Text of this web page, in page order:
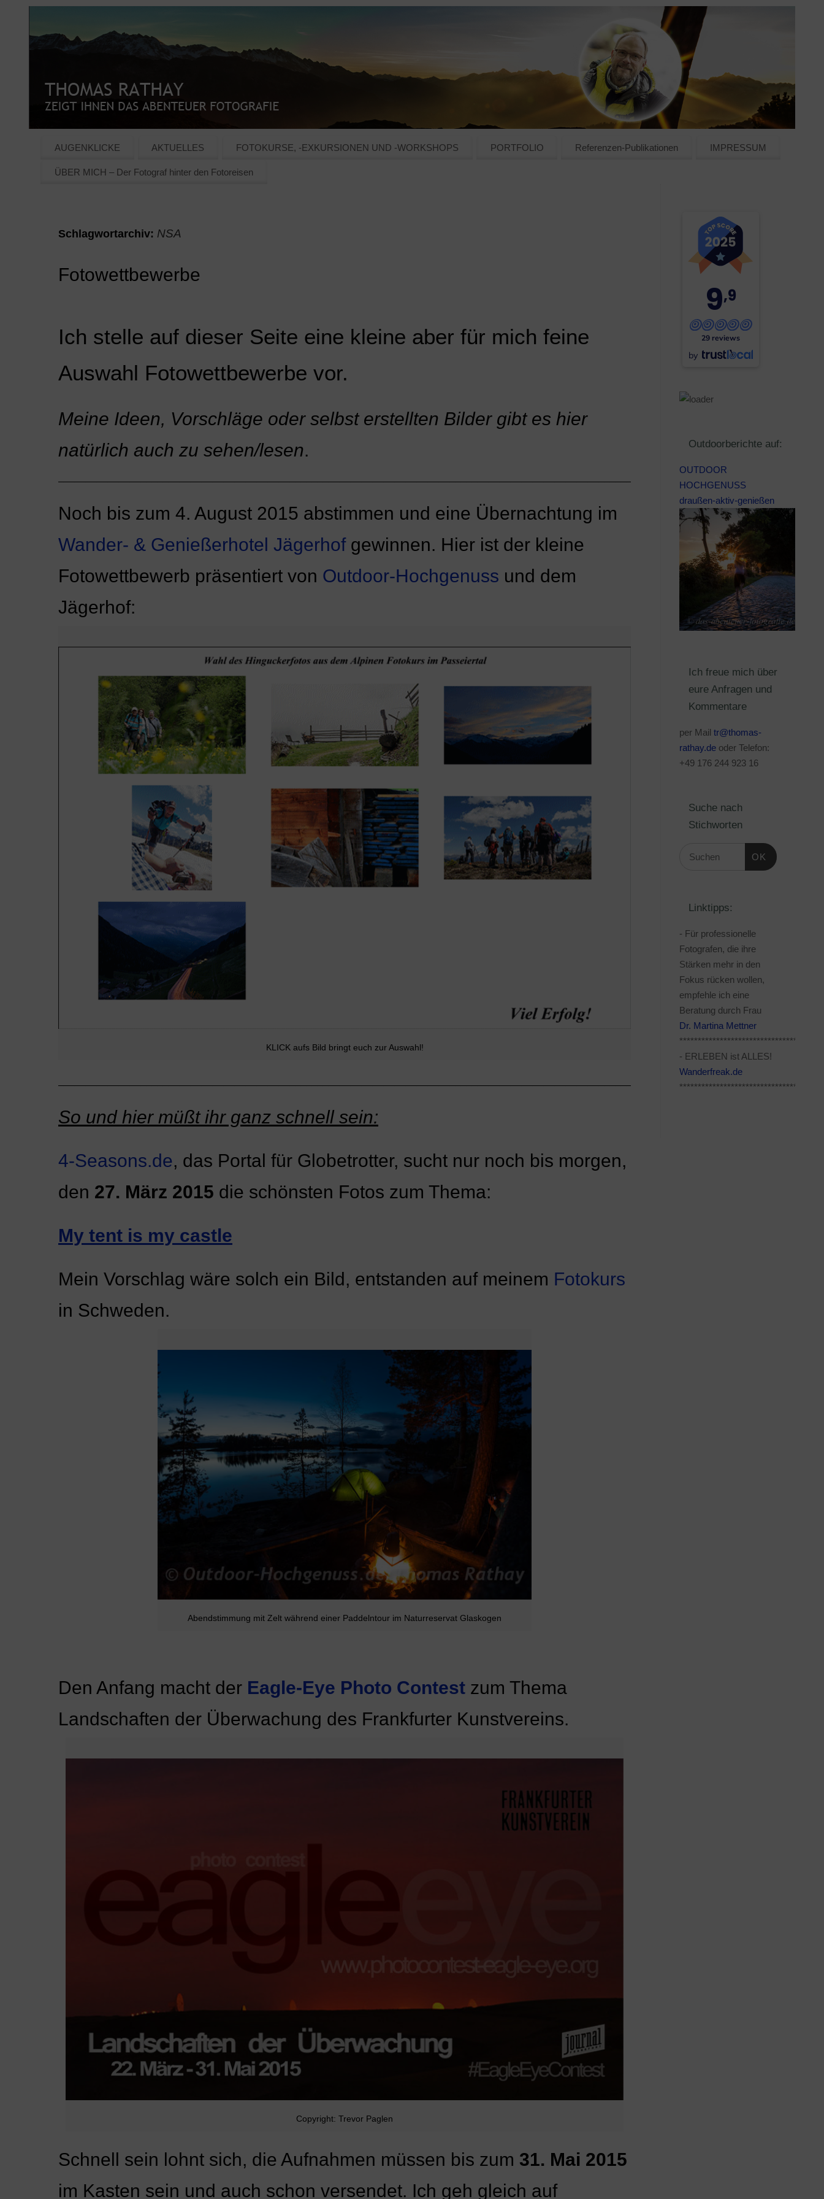
AUGENKLICKE AKTUELLES FOTOKURSE, -EXKURSIONEN UND -WORKSHOPS PORTFOLIO Referenzen-Publikationen IMPRESSUM
ÜBER MICH – Der Fotograf hinter den Fotoreisen
Schlagwortarchiv: NSA
Fotowettbewerbe
Ich stelle auf dieser Seite eine kleine aber für mich feine
Auswahl Fotowettbewerbe vor.
Meine Ideen, Vorschläge oder selbst erstellten Bilder gibt es hier
natürlich auch zu sehen/lesen.
Noch bis zum 4. August 2015 abstimmen und eine Übernachtung im
Wander- & Genießerhotel Jägerhofgewinnen. Hier ist der kleine
Fotowettbewerb präsentiert von Outdoor-Hochgenuss und dem
Jägerhof:
KLICK aufs Bild bringt euch zur Auswahl!
So und hier müßt ihr ganz schnell sein:
4-Seasons.de, das Portal für Globetrotter, sucht nur noch bis morgen,
den 27. März 2015 die schönsten Fotos zum Thema:
My tent is my castle
Mein Vorschlag wäre solch ein Bild, entstanden auf meinem Fotokurs
in Schweden.
Abendstimmung mit Zelt während einer Paddelntour im Naturreservat Glaskogen
Den Anfang macht der Eagle-Eye Photo Contest zum Thema
Landschaften der Überwachung des Frankfurter Kunstvereins.
Copyright: Trevor Paglen
Schnell sein lohnt sich, die Aufnahmen müssen bis zum 31. Mai 2015
im Kasten sein und auch schon versendet. Ich geh gleich auf
9,9
29 reviews
by
Outdoorberichte auf:
OUTDOOR
HOCHGENUSS
draußen-aktiv-genießen
Ich freue mich über
eure Anfragen und
Kommentare
per Mail tr@thomas-
rathay.de oder Telefon:
+49 176 244 923 16
Suche nach
Stichworten
OK
Linktipps:
- Für professionelle
Fotografen, die ihre
Stärken mehr in den
Fokus rücken wollen,
empfehle ich eine
Beratung durch Frau
Dr. Martina Mettner
- ERLEBEN ist ALLES!
Wanderfreak.de